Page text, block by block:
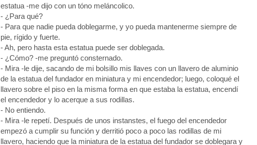
estatua -me dijo con un tóno meláncolico.
- ¿Para qué?
- Para que nadie pueda doblegarme, y yo pueda mantenerme siempre de
pie, rígido y fuerte.
- Ah, pero hasta esta estatua puede ser doblegada.
- ¿Cómo? -me preguntó consternado.
- Mira -le dije, sacando de mi bolsillo mis llaves con un llavero de aluminio
de la estatua del fundador en miniatura y mi encendedor; luego, coloqué el
llavero sobre el piso en la misma forma en que estaba la estatua, encendí
el encendedor y lo acerque a sus rodillas.
- No entiendo.
- Mira -le repetí. Después de unos instanstes, el fuego del encendedor
empezó a cumplir su función y derritió poco a poco las rodillas de mi
llavero, haciendo que la miniatura de la estatua del fundador se doblegara y